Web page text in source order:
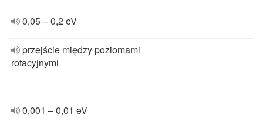
0,05 – 0,2 eV
przejście między poziomami
rotacyjnymi
0,001 – 0,01 eV